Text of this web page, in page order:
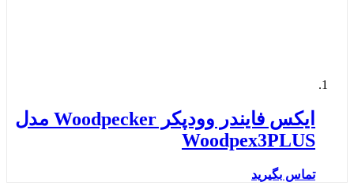
ایکس فایندر وودپکر Woodpecker مدل
Woodpex3PLUS
تماس بگیرید